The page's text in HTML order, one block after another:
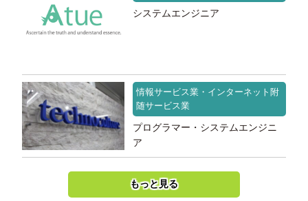
システムエンジニア
情報サービス業・インターネット附
随サービス業
プログラマー・システムエンジニ
ア
もっと見る